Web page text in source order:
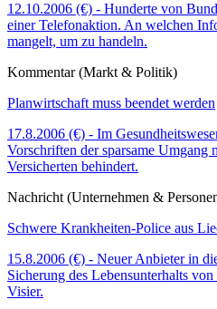
12.10.2006 (€) - Hunderte von
einer Telefonaktion. An welchen
mangelt, um zu handeln.
Kommentar (Markt & Politik)
Planwirtschaft muss beendet werden
17.8.2006 (€) - Im
Vorschriften der sparsame Umgang
Versicherten behindert.
Nachricht (Unternehmen &
Schwere Krankheiten-Police aus
15.8.2006 (€) - Neuer Anbieter in
Sicherung des Lebensunterhalts
Visier.